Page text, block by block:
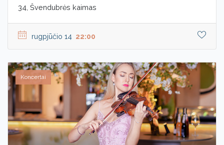
34, Švendubrės kaimas
rugpjūčio 14 22:00
Koncertai